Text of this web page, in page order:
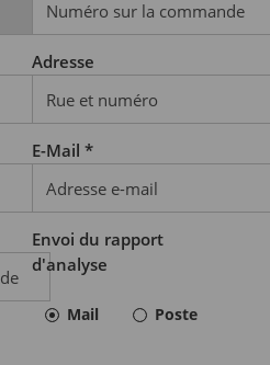
Adresse
E-Mail *
Envoi du rapport
d'analyse
Mail Poste